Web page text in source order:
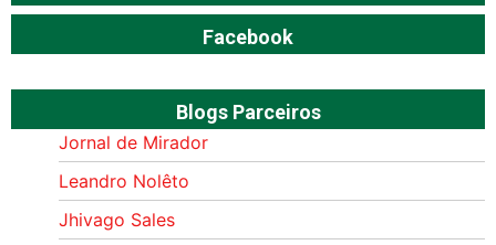
Facebook
Blogs Parceiros
Jornal de Mirador
Leandro Nolêto
Jhivago Sales